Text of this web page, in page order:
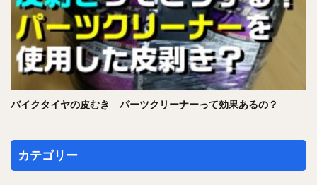
バイクタイヤの皮むき パーツクリーナーって効果あるの？
カテゴリー